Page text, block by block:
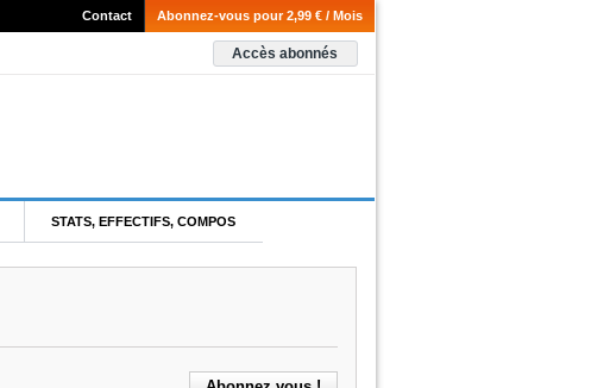
Abonnez-vous pour 2,99 € / Mois
Contact
Accès abonnés
STATS, EFFECTIFS, COMPOS